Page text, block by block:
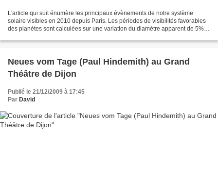
L'article qui suit énumère les principaux évènements de notre système
solaire visibles en 2010 depuis Paris. Les périodes de visibilités favorables
des planètes sont calculées sur une variation du diamètre apparent de 5% et
Neues vom Tage (Paul Hindemith) au Grand
Théâtre de Dijon
Publié le 21/12/2009 à 17:45
Par David